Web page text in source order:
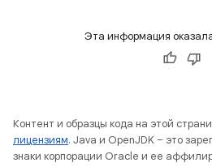
Эта информация
Контент и образцы кода на этой
лицензиям. Java и OpenJDK – это
знаки корпорации Oracle и ее